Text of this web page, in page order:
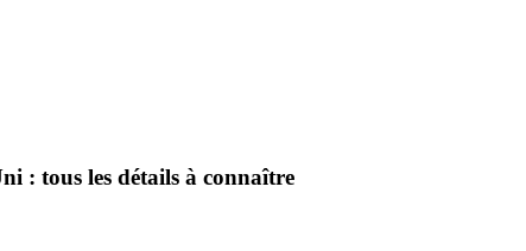
: tous les détails à connaître